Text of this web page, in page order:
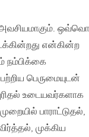
என்கின்ற
நம்பிக்கை
பெருமையுடன்
உடையவர்களாக
பாராட்டுதல்,
முக்கிய